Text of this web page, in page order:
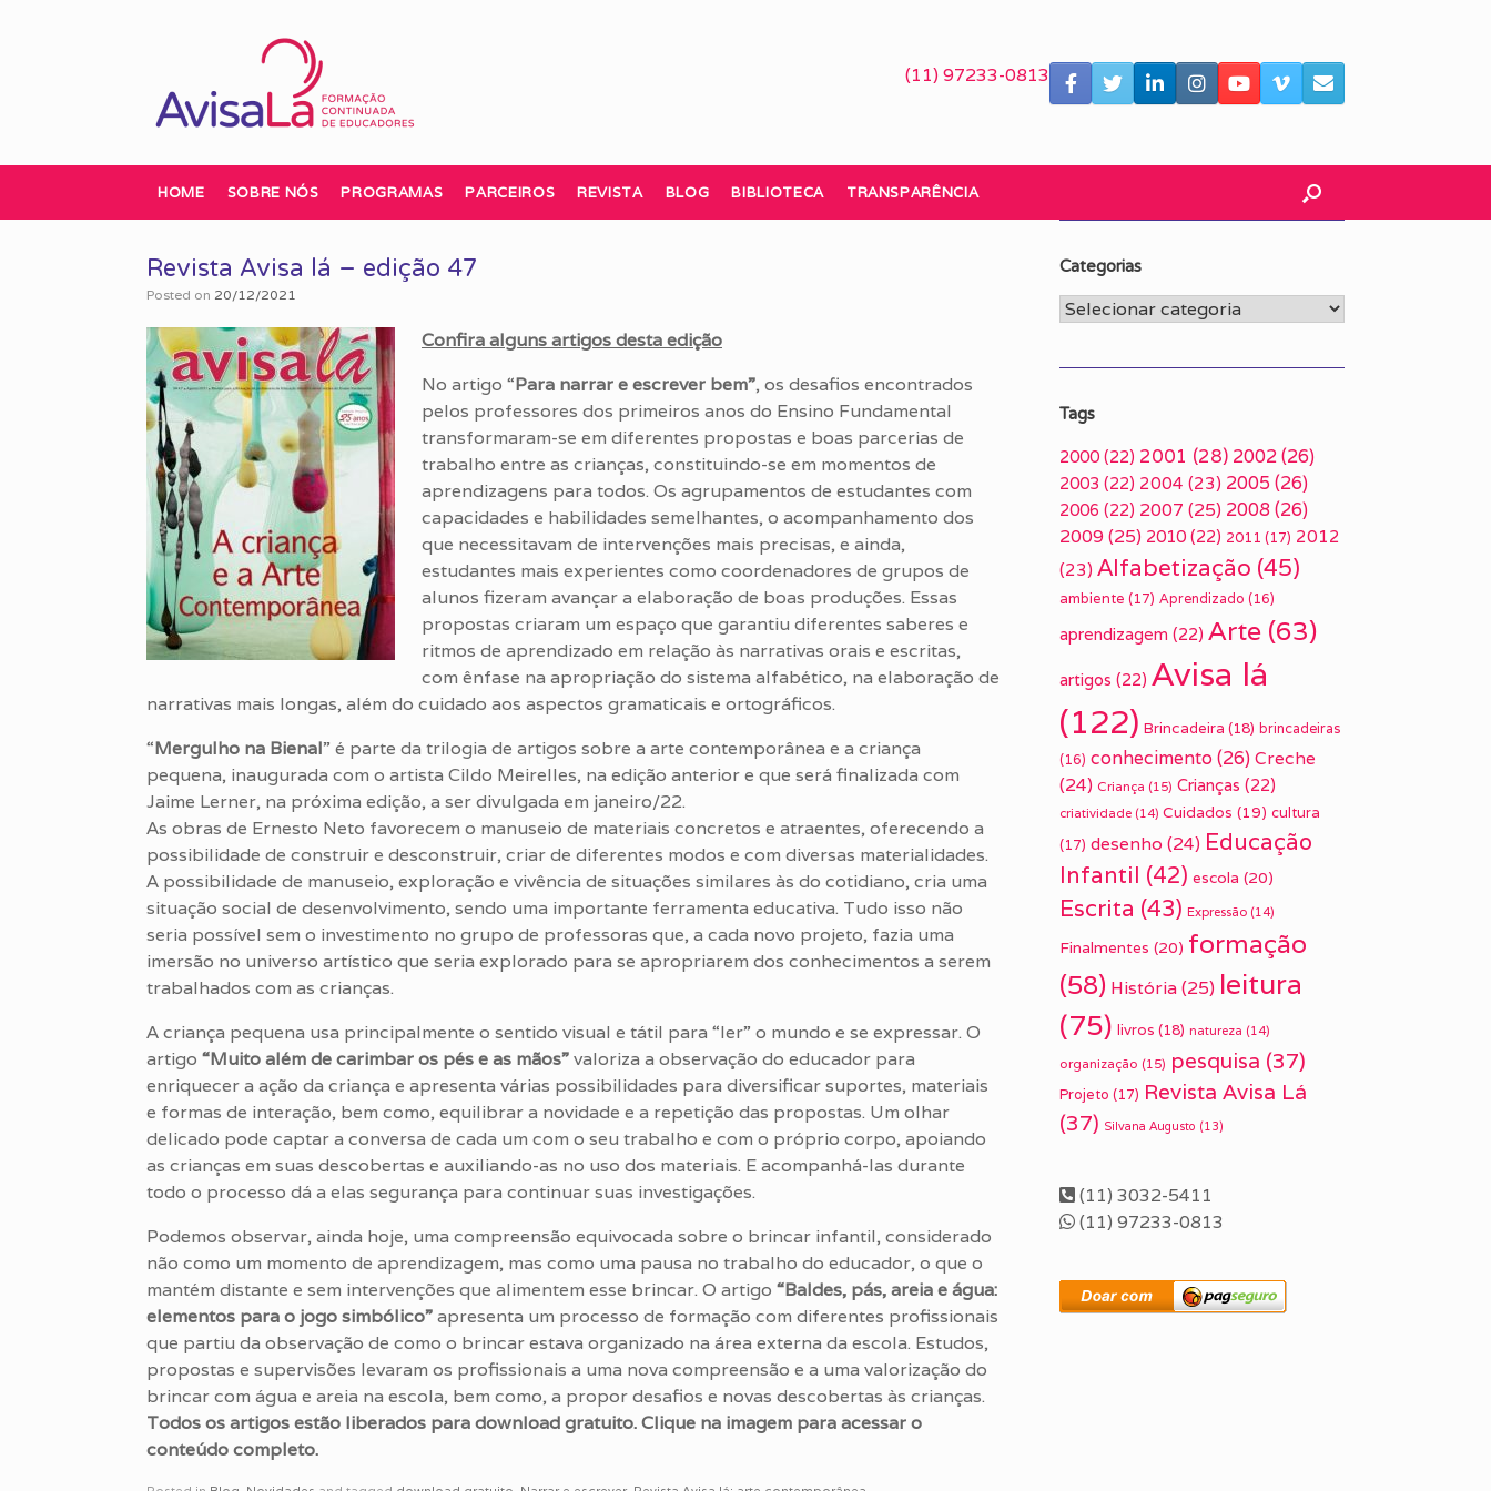
(11) 97233-0813
HOME SOBRE NÓS PROGRAMAS PARCEIROS REVISTA BLOG BIBLIOTECA TRANSPARÊNCIA
Revista Avisa lá – edição 47
Posted on 20/12/2021
Confira alguns artigos desta edição
No artigo “Para narrar e escrever bem”, os desafios encontrados
pelos professores dos primeiros anos do Ensino Fundamental
transformaram-se em diferentes propostas e boas parcerias de
trabalho entre as crianças, constituindo-se em momentos de
aprendizagens para todos. Os agrupamentos de estudantes com
capacidades e habilidades semelhantes, o acompanhamento dos
que necessitavam de intervenções mais precisas, e ainda,
estudantes mais experientes como coordenadores de grupos de
alunos fizeram avançar a elaboração de boas produções. Essas
propostas criaram um espaço que garantiu diferentes saberes e
ritmos de aprendizado em relação às narrativas orais e escritas,
com ênfase na apropriação do sistema alfabético, na elaboração de
narrativas mais longas, além do cuidado aos aspectos gramaticais e ortográficos.
“Mergulho na Bienal” é parte da trilogia de artigos sobre a arte contemporânea e a criança
pequena, inaugurada com o artista Cildo Meirelles, na edição anterior e que será finalizada com
Jaime Lerner, na próxima edição, a ser divulgada em janeiro/22.
As obras de Ernesto Neto favorecem o manuseio de materiais concretos e atraentes, oferecendo a
possibilidade de construir e desconstruir, criar de diferentes modos e com diversas materialidades.
A possibilidade de manuseio, exploração e vivência de situações similares às do cotidiano, cria uma
situação social de desenvolvimento, sendo uma importante ferramenta educativa. Tudo isso não
seria possível sem o investimento no grupo de professoras que, a cada novo projeto, fazia uma
imersão no universo artístico que seria explorado para se apropriarem dos conhecimentos a serem
trabalhados com as crianças.
A criança pequena usa principalmente o sentido visual e tátil para “ler” o mundo e se expressar. O
artigo “Muito além de carimbar os pés e as mãos”valoriza a observação do educador para
enriquecer a ação da criança e apresenta várias possibilidades para diversificar suportes, materiais
e formas de interação, bem como, equilibrar a novidade e a repetição das propostas. Um olhar
delicado pode captar a conversa de cada um com o seu trabalho e com o próprio corpo, apoiando
as crianças em suas descobertas e auxiliando-as no uso dos materiais. E acompanhá-las durante
todo o processo dá a elas segurança para continuar suas investigações.
Podemos observar, ainda hoje, uma compreensão equivocada sobre o brincar infantil, considerado
não como um momento de aprendizagem, mas como uma pausa no trabalho do educador, o que o
mantém distante e sem intervenções que alimentem esse brincar. O artigo “Baldes, pás, areia e água:
elementos para o jogo simbólico”apresenta um processo de formação com diferentes profissionais
que partiu da observação de como o brincar estava organizado na área externa da escola. Estudos,
propostas e supervisões levaram os profissionais a uma nova compreensão e a uma valorização do
brincar com água e areia na escola, bem como, a propor desafios e novas descobertas às crianças.
Todos os artigos estão liberados para download gratuito. Clique na imagem para acessar o
conteúdo completo.
Categorias
Categorias
Tags
2000 (22) 2001 (28) 2002(26)
2003 (22) 2004 (23) 2005 (26)
2006 (22) 2007 (25) 2008(26)
2009(25) 2010 (22) 2011 (17) 2012
(23) Alfabetização (45)
ambiente (17) Aprendizado (16)
aprendizagem (22) Arte (63)
artigos (22) Avisa lá
(122) Brincadeira (18) brincadeiras
(16) conhecimento(26) Creche
(24) Criança (15) Crianças (22)
criatividade (14) Cuidados (19) cultura
(17) desenho (24) Educação
Infantil (42) escola (20)
Escrita (43) Expressão (14)
Finalmentes (20) formação
(58) História(25) leitura
(75) livros (18) natureza (14)
organização (15) pesquisa (37)
Projeto (17) Revista Avisa Lá
(37) Silvana Augusto (13)
(11) 3032-5411
(11) 97233-0813